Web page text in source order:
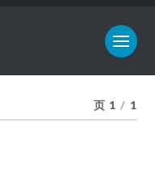
页 1 / 1